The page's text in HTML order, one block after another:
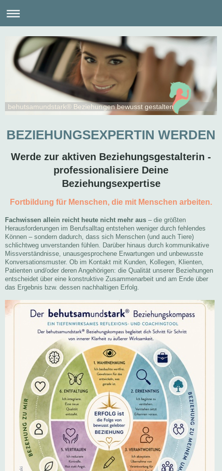
behutsamundstark® Beziehungen bewusst gestalten
BEZIEHUNGSEXPERTIN WERDEN
Werde zur aktiven Beziehungsgestalterin -
professionalisiere Deine
Beziehungsexpertise
Fortbildung für Menschen, die mit Menschen arbeiten.
Fachwissen allein reicht heute nicht mehr aus – die größten
Herausforderungen im Berufsalltag entstehen weniger durch fehlendes
Können – sondern dadurch, dass sich Menschen (und auch Tiere)
schlichtweg unverstanden fühlen. Darüber hinaus durch kommunikative
Missverständnisse, unausgesprochene Erwartungen und unbewusste
Konversationsmuster. Ob im Kontakt mit Kunden, Kollegen, Klienten,
Patienten und/oder deren Angehörigen: die Qualität unserer Beziehungen
entscheidet über eine konstruktive Zusammenarbeit und am Ende über
das Ergebnis bzw. dessen nachhaltigen Erfolg.